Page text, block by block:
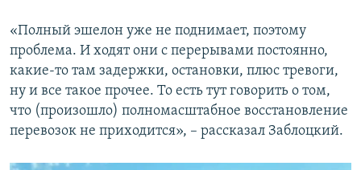
«Полный эшелон уже не поднимает, поэтому
проблема. И ходят они с перерывами постоянно,
какие-то там задержки, остановки, плюс тревоги,
ну и все такое прочее. То есть тут говорить о том,
что (произошло) полномасштабное восстановление
перевозок не приходится», – рассказал Заблоцкий.